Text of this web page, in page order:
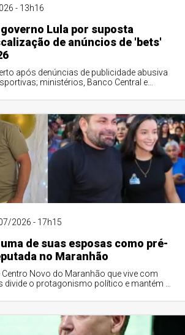
- 13h16
Lula por suposta
de anúncios de 'bets'
após denúncias de publicidade abusiva
ministérios, Banco Central e
2026 - 17h15
de suas esposas como pré-
no Maranhão
Novo do Maranhão que vive com
o protagonismo político e mantém a